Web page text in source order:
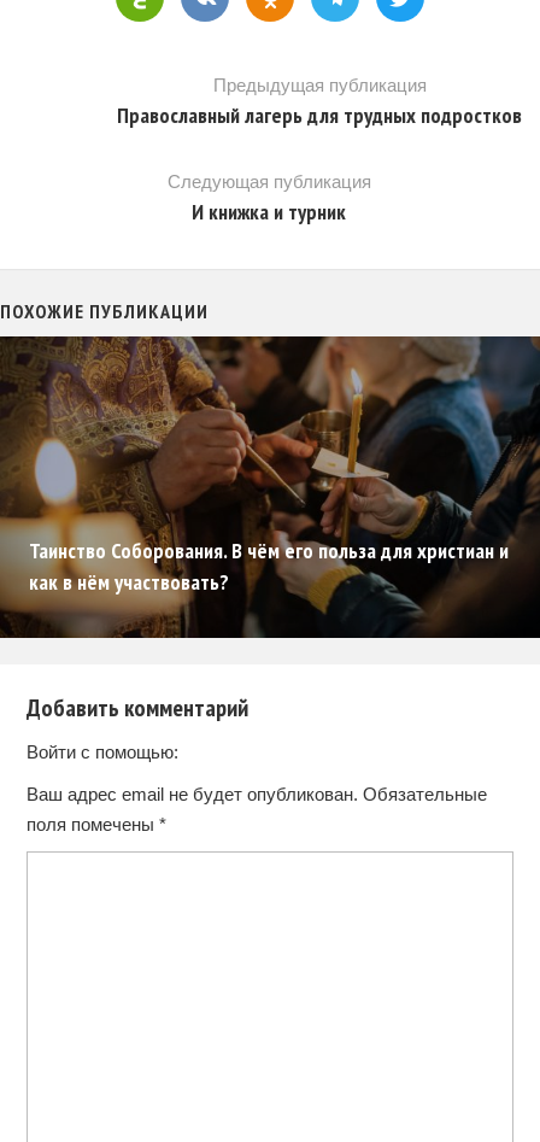
Предыдущая публикация
Православный лагерь для трудных подростков
Следующая публикация
И книжка и турник
ПОХОЖИЕ ПУБЛИКАЦИИ
Таинство Соборования. В чём его польза для христиан и
как в нём участвовать?
Добавить комментарий
Войти с помощью:
Ваш адрес email не будет опубликован. Обязательные
поля помечены *